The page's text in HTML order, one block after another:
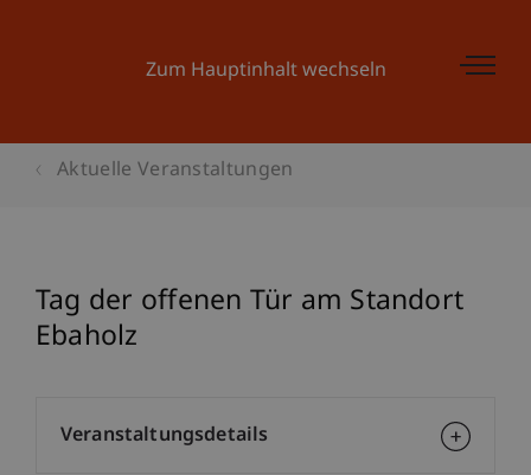
Zum Hauptinhalt wechseln
Aktuelle Veranstaltungen
Tag der offenen Tür am Standort
Ebaholz
Veranstaltungsdetails